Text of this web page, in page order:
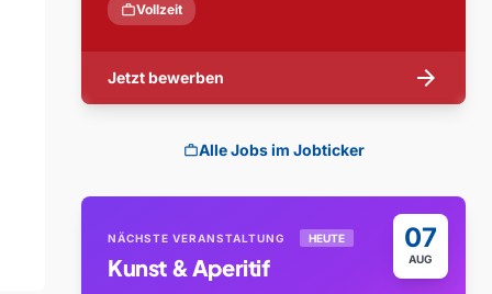
workVollzeit
Jetzt bewerben arrow_forward
workAlle Jobs im Jobticker
07
AUG
NÄCHSTE VERANSTALTUNG HEUTE
Kunst & Aperitif